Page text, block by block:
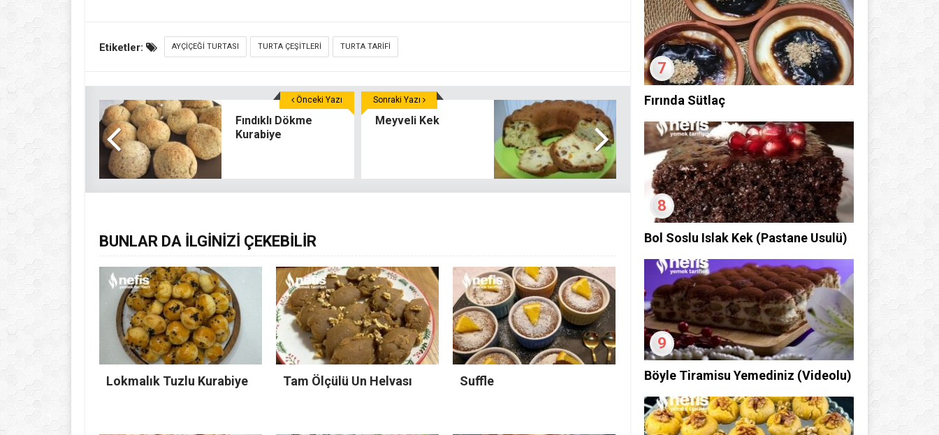
Etiketler: AYÇIÇEĞI TURTASI TURTA ÇEŞITLERI TURTA TARIFI
Fındıklı Dökme
Kurabiye
Önceki Yazı
Meyveli Kek
Sonraki Yazı
BUNLAR DA İLGİNİZİ ÇEKEBİLİR
Lokmalık Tuzlu Kurabiye Tam Ölçülü Un Helvası Suffle
7
Fırında Sütlaç
8
Bol Soslu Islak Kek (Pastane Usulü)
9
Böyle Tiramisu Yemediniz (Videolu)